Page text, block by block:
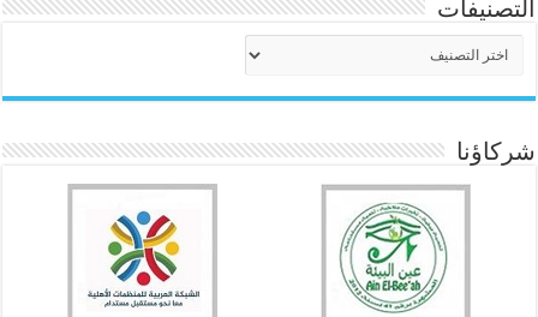
التصنيفات
شركاؤنا